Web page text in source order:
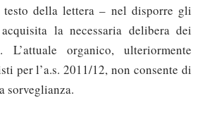
della lettera – nel disporre gli
la necessaria delibera dei
organico, ulteriormente
per l’a.s. 2011/12, non consente di
sorveglianza.
registrati possono